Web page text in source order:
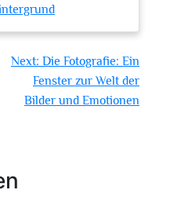
Next: Die Fotografie: Ein
Fenster zur Welt der
Bilder und Emotionen